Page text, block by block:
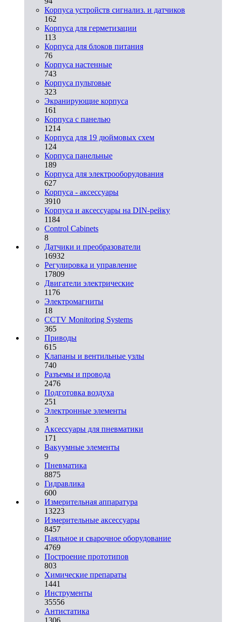
Корпуса устройств сигнализ. и датчиков
162
Корпуса для герметизации
113
Корпуса для блоков питания
76
Корпуса настенные
743
Корпуса пультовые
323
Экранирующие корпуса
161
Корпуса с панелью
1214
Корпуса для 19 дюймовых схем
124
Корпуса панельные
189
Корпуса для электрооборудования
627
Корпуса - аксессуары
3910
Корпуса и аксессуары на DIN-рейку
1184
Control Cabinets
8
Датчики и преобразователи
16932
Регулировка и управление
17809
Двигатели электрические
1176
Электромагниты
18
CCTV Monitoring Systems
365
Приводы
615
Клапаны и вентильные узлы
740
Разъемы и провода
2476
Подготовка воздуха
251
Электронные элементы
3
Аксессуары для пневматики
171
Вакуумные элементы
9
Пневматика
8875
Гидравлика
600
Измерительная аппаратура
13223
Измерительные аксессуары
8457
Паяльное и сварочное оборудование
4769
Построение прототипов
803
Химические препараты
1441
Инструменты
35556
Aнтистатика
1306